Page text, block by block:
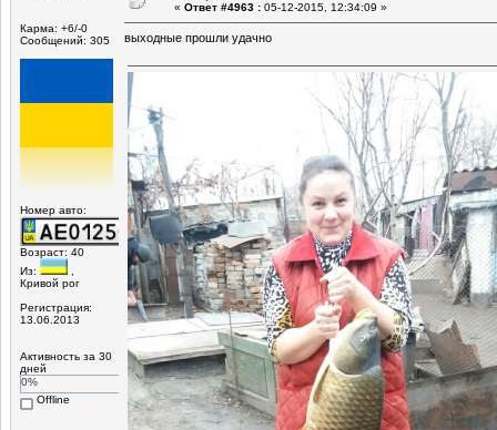
Карма: +6/-0
Сообщений: 305
Номер авто:
Возраст: 40
Из:
,
Кривой рог
Регистрация:
13.06.2013
Активность за 30
дней
0%
Offline
« Ответ #4963 : 05-12-2015, 12:34:09 »
выходные прошли удачно